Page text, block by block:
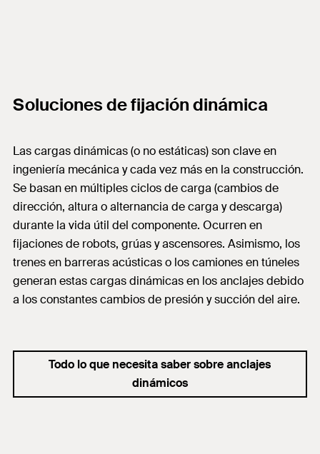
Soluciones de fijación dinámica
Las cargas dinámicas (o no estáticas) son clave en
ingeniería mecánica y cada vez más en la construcción.
Se basan en múltiples ciclos de carga (cambios de
dirección, altura o alternancia de carga y descarga)
durante la vida útil del componente. Ocurren en
fijaciones de robots, grúas y ascensores. Asimismo, los
trenes en barreras acústicas o los camiones en túneles
generan estas cargas dinámicas en los anclajes debido
a los constantes cambios de presión y succión del aire.
Todo lo que necesita saber sobre anclajes
dinámicos